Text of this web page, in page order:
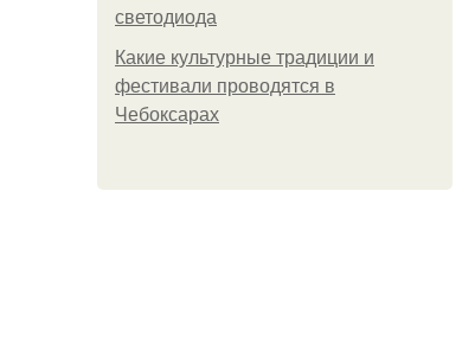
светодиода
Какие культурные традиции и
фестивали проводятся в
Чебоксарах